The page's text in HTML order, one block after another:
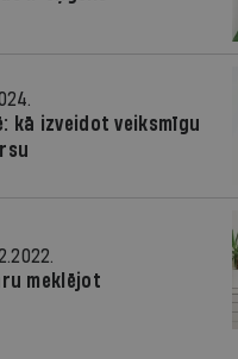
kā izveidot veiksmīgu
meklējot